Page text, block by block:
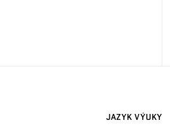
JAZYK VÝUKY